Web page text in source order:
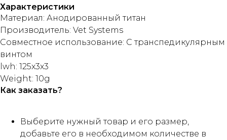
Характеристики
Материал: Анодированный титан
Производитель: Vet Systems
Совместное использование: С транспедикулярным
винтом
lwh: 125x3x3
Weight: 10g
Как заказать?
Выберите нужный товар и его размер,
добавьте его в необходимом количестве в